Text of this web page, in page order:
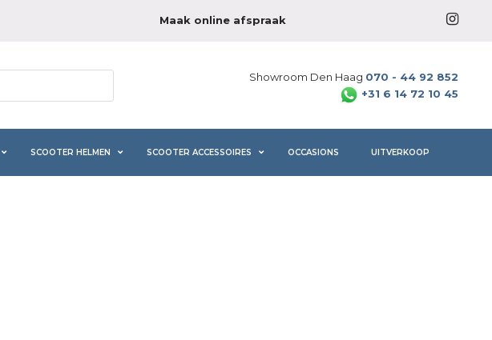
Maak online afspraak
Showroom Den Haag 070 - 44 92 852
+31 6 14 72 10 45
SCOOTER HELMEN SCOOTER ACCESSOIRES OCCASIONS UITVERKOOP